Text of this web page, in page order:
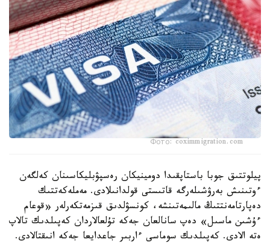
Фото: coximmigration.com
پيلوتتىق جوبا باستاپقىدا دومينيكان رەسپۋبليكاسىنان كەلگەن
ءوتىنىش بەرۋشىلەرگە قاتىستى قولدانىلادى. مەملەكەتتىك
دەپارتامەنتتىڭ مالىمەتىنشە، كونسۋلدىق قىزمەتكەرلەر «قوعام
ءۇشىن ماسىل» دەپ سانالعان جەكە تۇلعالاردان كەپىلدىك تالاپ
ەتە الادى. كەپىلدىك سوماسى ءاربىر جاعدايعا جەكە انىقتالادى.